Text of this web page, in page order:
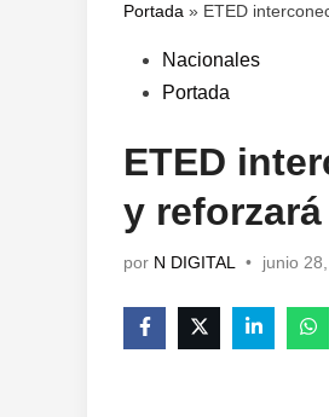
Portada » ETED
Publicado
en
Nacionales
Portada
ETED
y
por N DIGITAL • junio